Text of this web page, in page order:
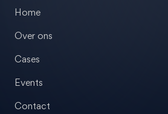
Home
Over ons
Cases
Events
Contact